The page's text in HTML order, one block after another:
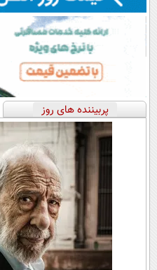
پربیننده های روز